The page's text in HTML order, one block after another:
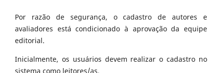
Por razão de segurança, o cadastro de autores e
avaliadores está condicionado à aprovação da equipe
editorial.
Inicialmente, os usuários devem realizar o cadastro no
sistema como leitores/as.